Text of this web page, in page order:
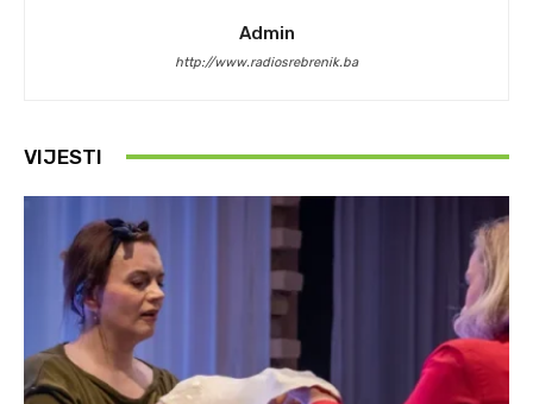
Admin
http://www.radiosrebrenik.ba
VIJESTI